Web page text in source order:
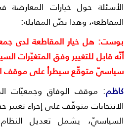
حول خيارات المعارضة في
وهذا نصّ المقابلة:
هل خيار المقاطعة لدى جمعيّة
قابل للتغيير وفق المتغيّرات
متوقّع سيطرأ على موقف
: موقف الوفاق وجمعيّات
متوقّف على إجراء تغيير
يشمل تعديل النظام